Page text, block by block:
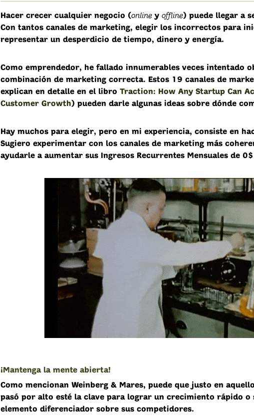
Hacer crecer cualquier negocio (onliney offline) puede llegar a
Con tantos canales de marketing, elegir los incorrectos para
representar un desperdicio de tiempo, dinero y energía.
Como emprendedor, he fallado innumerables veces intentado
combinación de marketing correcta. Estos 19 canales de
explican en detalle en el libro Traction: How Any Startup Can
Customer Growth) pueden darle algunas ideas sobre dónde
Hay muchos para elegir, pero en mi experiencia, consiste en
Sugiero experimentar con los canales de marketing más
ayudarle a aumentar sus Ingresos Recurrentes Mensuales de
¡Mantenga la mente abierta!
Como mencionan Weinberg & Mares, puede que justo en
pasó por alto esté la clave para lograr un crecimiento rápido o
elemento diferenciador sobre sus competidores.